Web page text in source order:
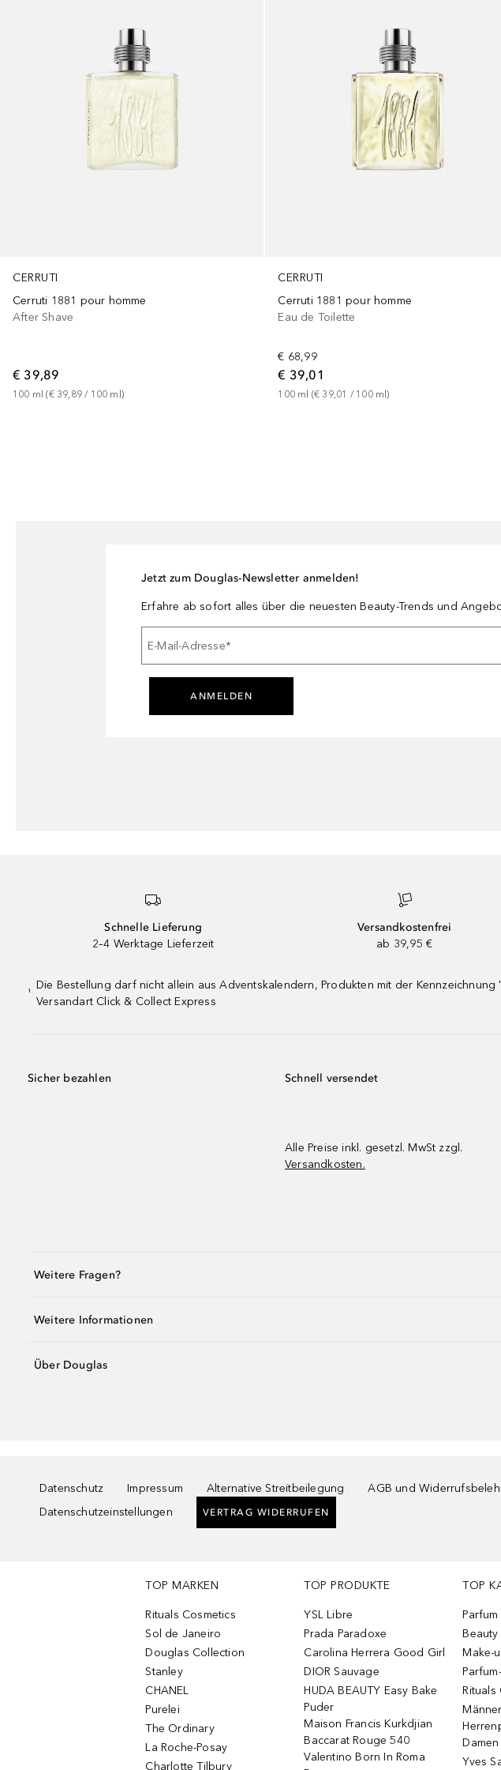
CERRUTI
Cerruti 1881 pour homme
After Shave
€ 39,89
100 ml (€ 39,89 / 100 ml)
CERRUTI
Cerruti 1881 pour homme
Eau de Toilette
€ 68,99
€ 39,01
100 ml (€ 39,01 / 100 ml)
Jetzt zum Douglas-Newsletter anmelden!
Erfahre ab sofort alles über die neuesten Beauty-Trends und
E-Mail-Adresse*
ANMELDEN
Schnelle Lieferung
2–4 Werktage Lieferzeit
Versandkostenfrei
ab 39,95 €
¹
Die Bestellung darf nicht allein aus Adventskalendern, Produkten mit der
Versandart Click & Collect Express
Sicher bezahlen Schnell versendet
Alle Preise inkl. gesetzl. MwSt zzgl.
Versandkosten.
Weitere Fragen?
Weitere Informationen
Über Douglas
Datenschutz Impressum Alternative Streitbeilegung
AGB und
Datenschutzeinstellungen
VERTRAG WIDERRUFEN
TOP MARKEN
Rituals Cosmetics
Sol de Janeiro
Douglas Collection
Stanley
CHANEL
Purelei
The Ordinary
La Roche-Posay
Charlotte Tilbury
TOP PRODUKTE
YSL Libre
Prada Paradoxe
Carolina Herrera Good Girl
DIOR Sauvage
HUDA BEAUTY Easy Bake
Puder
Maison Francis Kurkdjian
Baccarat Rouge 540
Valentino Born In Roma
TOP
Beauty
Make-
Rituals
Damen
Yves